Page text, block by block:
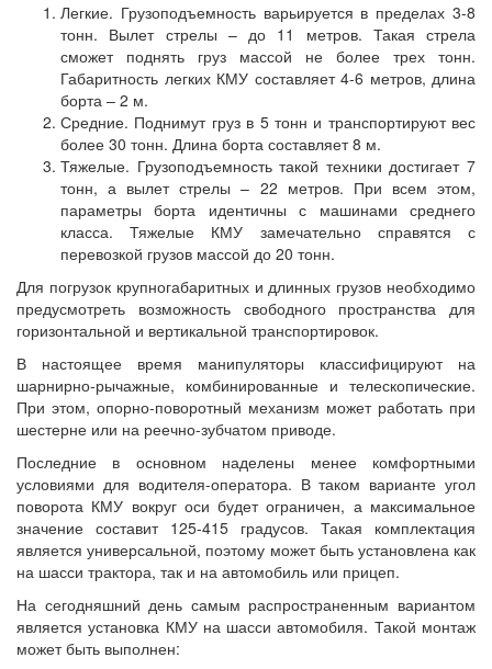
Легкие. Грузоподъемность варьируется в пределах 3-8
тонн. Вылет стрелы – до 11 метров. Такая стрела
сможет поднять груз массой не более трех тонн.
Габаритность легких КМУ составляет 4-6 метров, длина
борта – 2 м.
Средние. Поднимут груз в 5 тонн и транспортируют вес
более 30 тонн. Длина борта составляет 8 м.
Тяжелые. Грузоподъемность такой техники достигает 7
тонн, а вылет стрелы – 22 метров. При всем этом,
параметры борта идентичны с машинами среднего
класса. Тяжелые КМУ замечательно справятся с
перевозкой грузов массой до 20 тонн.
Для погрузок крупногабаритных и длинных грузов необходимо
предусмотреть возможность свободного пространства для
горизонтальной и вертикальной транспортировок.
В настоящее время манипуляторы классифицируют на
шарнирно-рычажные, комбинированные и телескопические.
При этом, опорно-поворотный механизм может работать при
шестерне или на реечно-зубчатом приводе.
Последние в основном наделены менее комфортными
условиями для водителя-оператора. В таком варианте угол
поворота КМУ вокруг оси будет ограничен, а максимальное
значение составит 125-415 градусов. Такая комплектация
является универсальной, поэтому может быть установлена как
на шасси трактора, так и на автомобиль или прицеп.
На сегодняшний день самым распространенным вариантом
является установка КМУ на шасси автомобиля. Такой монтаж
может быть выполнен: